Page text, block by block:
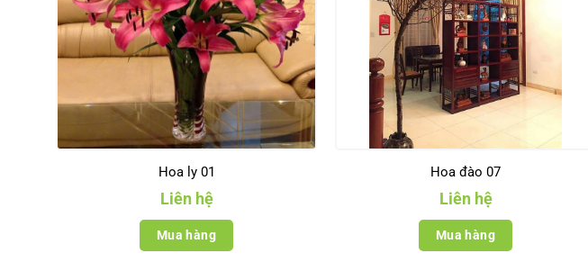
Hoa ly 01
Liên hệ
Mua hàng
Hoa đào 07
Liên hệ
Mua hàng